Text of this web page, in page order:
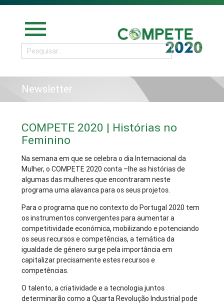
menu
Newsletter
COMPETE 2020 | Histórias no
Feminino
Na semana em que se celebra o dia Internacional da
Mulher, o COMPETE 2020 conta –lhe as histórias de
algumas das mulheres que encontraram neste
programa uma alavanca para os seus projetos.
Para o programa que no contexto do Portugal 2020 tem
os instrumentos convergentes para aumentar a
competitividade económica, mobilizando e potenciando
os seus recursos e competências, a temática da
igualdade de género surge pela importância em
capitalizar precisamente estes recursos e
competências.
O talento, a criatividade e a tecnologia juntos
determinarão como a Quarta Revolução Industrial pode